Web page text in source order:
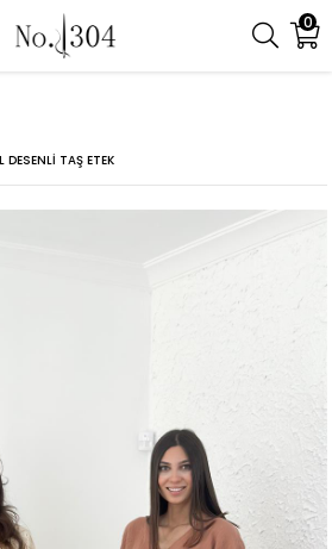
0
DESENLİ TAŞ ETEK